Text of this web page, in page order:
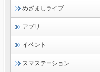
めざましライブ
アプリ
イベント
スマステーション